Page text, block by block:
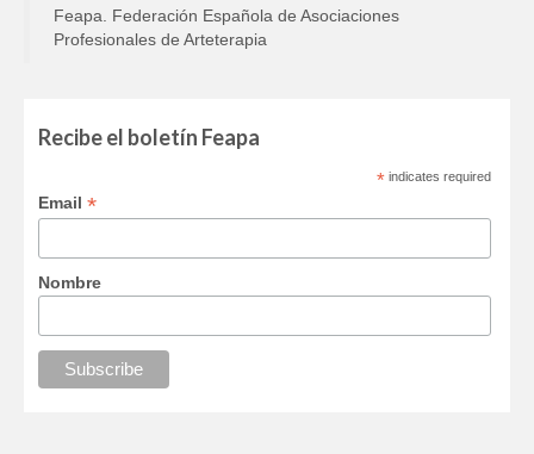
Feapa. Federación Española de Asociaciones
Profesionales de Arteterapia
Recibe el boletín Feapa
* indicates required
Email*
Nombre